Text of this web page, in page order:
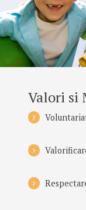
Valori si